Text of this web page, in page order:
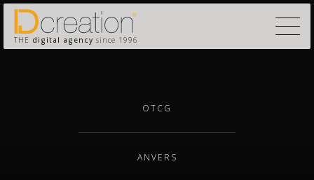
THE digital agency since 1996
OTCG
ANVERS